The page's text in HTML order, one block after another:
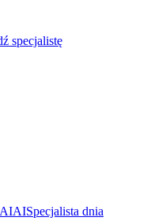
specjalistę
AISpecjalista dnia